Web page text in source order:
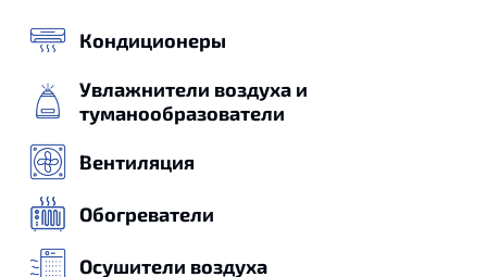
Кондиционеры
Увлажнители воздуха и
туманообразователи
Вентиляция
Обогреватели
Осушители воздуха